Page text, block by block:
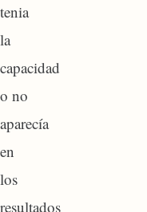
tenia
la
capacidad
o no
aparecía
en
los
resultados